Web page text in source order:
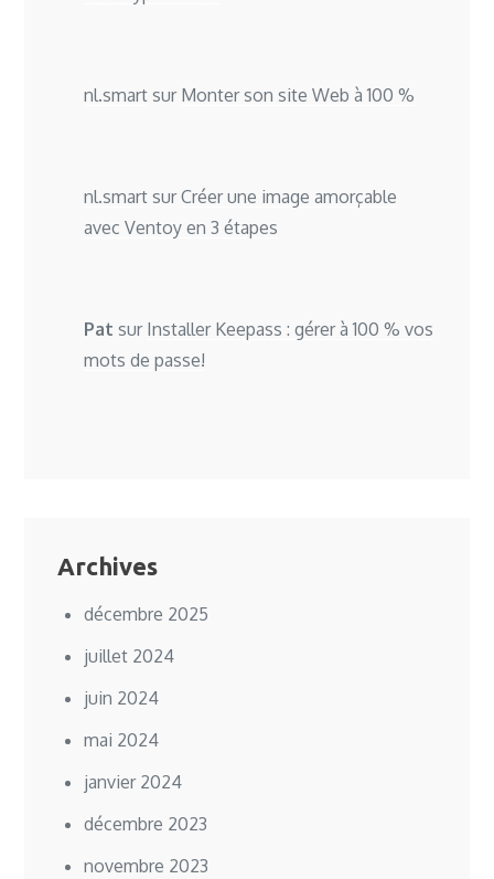
nl.smart sur Monter son site Web à 100 %
nl.smart surCréer une image amorçable
avec Ventoy en 3 étapes
Pat sur Installer Keepass : gérer à 100 % vos
mots de passe!
Archives
décembre 2025
juillet 2024
juin 2024
mai 2024
janvier 2024
décembre 2023
novembre 2023